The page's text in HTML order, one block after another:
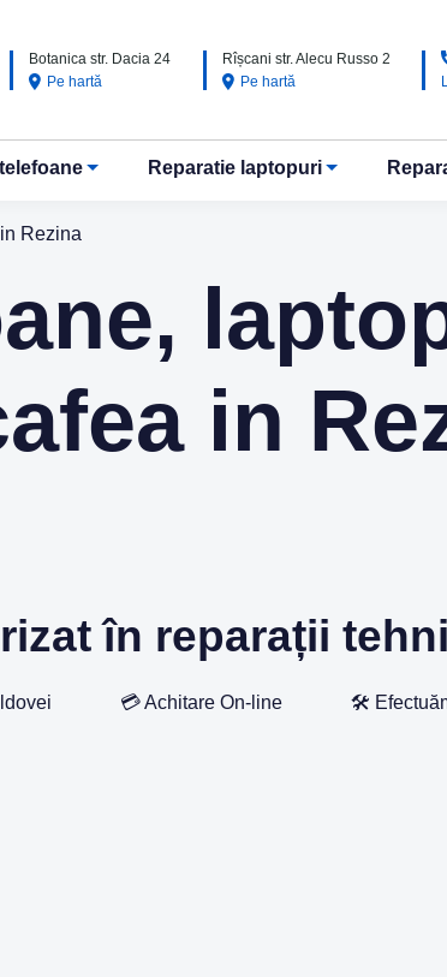
Botanica str. Dacia 24
Pe hartă
Rîșcani str. Alecu Russo 2
Pe hartă
Reparatie laptopuri
Rezina
in
în reparații
💳 Achitare On-line 🛠️